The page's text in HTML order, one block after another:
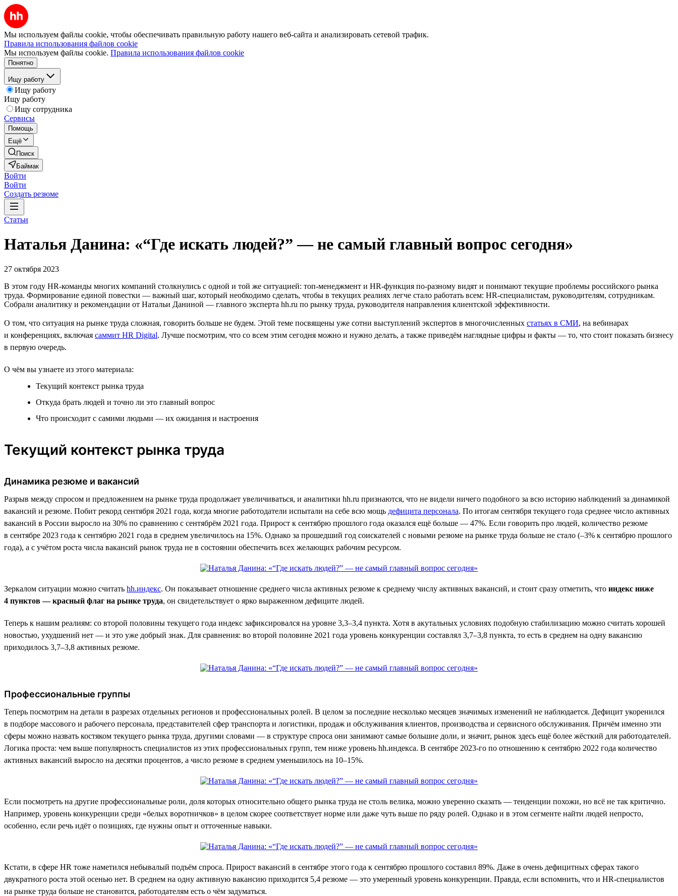
Мы используем файлы cookie, чтобы обеспечивать правильную работу нашего веб-сайта и анализировать сетевой трафик.
Правила использования файлов cookie
Мы используем файлы cookie. Правила использования файлов cookie
Понятно
Ищу работу
Ищу работу
Ищу работу
Ищу сотрудника
Сервисы
Помощь
Ещё
Поиск
Баймак
Войти
Войти
Создать резюме
Статьи
Наталья Данина: «“Где искать людей?” — не самый главный вопрос сегодня»
27 октября 2023
В этом году HR-команды многих компаний столкнулись с одной и той же ситуацией: топ-менеджмент и HR-функция по-разному видят и понимают текущие проблемы российского рынка
труда. Формирование единой повестки — важный шаг, который необходимо сделать, чтобы в текущих реалиях легче стало работать всем: HR-специалистам, руководителям, сотрудникам.
Собрали аналитику и рекомендации от Натальи Даниной — главного эксперта hh.ru по рынку труда, руководителя направления клиентской эффективности.
О том, что ситуация на рынке труда сложная, говорить больше не будем. Этой теме посвящены уже сотни выступлений экспертов в многочисленных статьях в СМИ, на вебинарах
и конференциях, включая саммит HR Digital. Лучше посмотрим, что со всем этим сегодня можно и нужно делать, а также приведём наглядные цифры и факты — то, что стоит показать бизнесу
в первую очередь.
О чём вы узнаете из этого материала:
Текущий контекст рынка труда
Откуда брать людей и точно ли это главный вопрос
Что происходит с самими людьми — их ожидания и настроения
Текущий контекст рынка труда
Динамика резюме и вакансий
Разрыв между спросом и предложением на рынке труда продолжает увеличиваться, и аналитики hh.ru признаются, что не видели ничего подобного за всю историю наблюдений за динамикой
вакансий и резюме. Побит рекорд сентября 2021 года, когда многие работодатели испытали на себе всю мощь дефицита персонала. По итогам сентября текущего года среднее число активных
вакансий в России выросло на 30% по сравнению с сентябрём 2021 года. Прирост к сентябрю прошлого года оказался ещё больше — 47%. Если говорить про людей, количество резюме
в сентябре 2023 года к сентябрю 2021 года в среднем увеличилось на 15%. Однако за прошедший год соискателей с новыми резюме на рынке труда больше не стало (–3% к сентябрю прошлого
года), а с учётом роста числа вакансий рынок труда не в состоянии обеспечить всех желающих рабочим ресурсом.
Зеркалом ситуации можно считать hh.индекс. Он показывает отношение среднего числа активных резюме к среднему числу активных вакансий, и стоит сразу отметить, что индекс ниже
4 пунктов — красный флаг на рынке труда, он свидетельствует о ярко выраженном дефиците людей.
Теперь к нашим реалиям: со второй половины текущего года индекс зафиксировался на уровне 3,3–3,4 пункта. Хотя в акутальных условиях подобную стабилизацию можно считать хорошей
новостью, ухудшений нет — и это уже добрый знак. Для сравнения: во второй половине 2021 года уровень конкуренции составлял 3,7–3,8 пункта, то есть в среднем на одну вакансию
приходилось 3,7–3,8 активных резюме.
Профессиональные группы
Теперь посмотрим на детали в разрезах отдельных регионов и профессиональных ролей. В целом за последние несколько месяцев значимых изменений не наблюдается. Дефицит укоренился
в подборе массового и рабочего персонала, представителей сфер транспорта и логистики, продаж и обслуживания клиентов, производства и сервисного обслуживания. Причём именно эти
сферы можно назвать костяком текущего рынка труда, другими словами — в структуре спроса они занимают самые большие доли, и значит, рынок здесь ещё более жёсткий для работодателей.
Логика проста: чем выше популярность специалистов из этих профессиональных групп, тем ниже уровень hh.индекса. В сентябре 2023-го по отношению к сентябрю 2022 года количество
активных вакансий выросло на десятки процентов, а число резюме в среднем уменьшилось на 10–15%.
Если посмотреть на другие профессиональные роли, доля которых относительно общего рынка труда не столь велика, можно уверенно сказать — тенденции похожи, но всё не так критично.
Например, уровень конкуренции среди «белых воротничков» в целом скорее соответствует норме или даже чуть выше по ряду ролей. Однако и в этом сегменте найти людей непросто,
особенно, если речь идёт о позициях, где нужны опыт и отточенные навыки.
Кстати, в сфере HR тоже наметился небывалый подъём спроса. Прирост вакансий в сентябре этого года к сентябрю прошлого составил 89%. Даже в очень дефицитных сферах такого
двукратного роста этой осенью нет. В среднем на одну активную вакансию приходится 5,4 резюме — это умеренный уровень конкуренции. Правда, если вспомнить, что и HR-специалистов
на рынке труда больше не становится, работодателям есть о чём задуматься.